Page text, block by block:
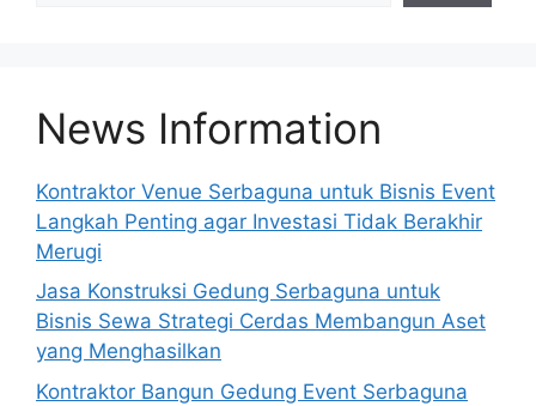
News Information
Kontraktor Venue Serbaguna untuk Bisnis Event
Langkah Penting agar Investasi Tidak Berakhir
Merugi
Jasa Konstruksi Gedung Serbaguna untuk
Bisnis Sewa Strategi Cerdas Membangun Aset
yang Menghasilkan
Kontraktor Bangun Gedung Event Serbaguna